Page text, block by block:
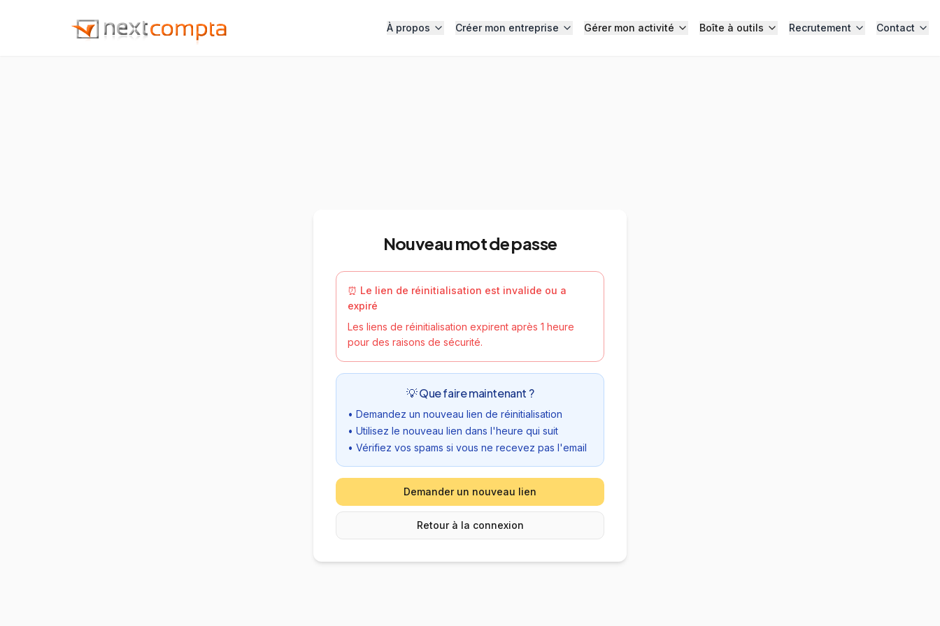
À propos Créer mon entreprise Gérer mon activité Boîte à outils Recrutement Contact
Nouveau mot de passe
⏰ Le lien de réinitialisation est invalide ou a
expiré
Les liens de réinitialisation expirent après 1 heure
pour des raisons de sécurité.
💡 Que faire maintenant ?
• Demandez un nouveau lien de réinitialisation
• Utilisez le nouveau lien dans l'heure qui suit
• Vérifiez vos spams si vous ne recevez pas l'email
Demander un nouveau lien
Retour à la connexion